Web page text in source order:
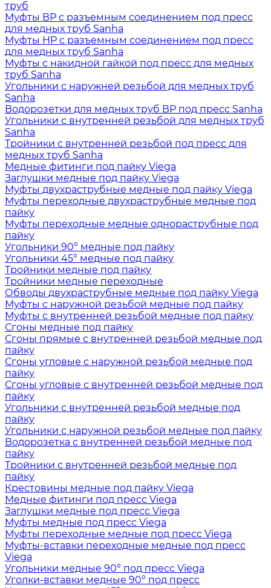
труб
Муфты ВР с разъемным соединением под пресс
для медных труб Sanha
Муфты НР с разъемным соединением под пресс
для медных труб Sanha
Муфты с накидной гайкой под пресс для медных
труб Sanha
Угольники с наружней резьбой для медных труб
Sanha
Водорозетки для медных труб ВР под пресс Sanha
Угольники с внутренней резьбой для медных труб
Sanha
Тройники с внутренней резьбой под пресс для
медных труб Sanha
Медные фитинги под пайку Viega
Заглушки медные под пайку Viega
Муфты двухраструбные медные под пайку Viega
Муфты переходные двухраструбные медные под
пайку
Муфты переходные медные однораструбные под
пайку
Угольники 90° медные под пайку
Угольники 45° медные под пайку
Тройники медные под пайку
Тройники медные переходные
Обводы двухраструбные медные под пайку Viega
Муфты с наружной резьбой медные под пайку
Муфты с внутренней резьбой медные под пайку
Сгоны медные под пайку
Сгоны прямые с внутренней резьбой медные под
пайку
Сгоны угловые с наружной резьбой медные под
пайку
Сгоны угловые с внутренней резьбой медные под
пайку
Угольники с внутренней резьбой медные под
пайку
Угольники с наружной резьбой медные под пайку
Водорозетка с внутренней резьбой медные под
пайку
Тройники с внутренней резьбой медные под
пайку
Крестовины медные под пайку Viega
Медные фитинги под пресс Viega
Заглушки медные под пресс Viega
Муфты медные под пресс Viega
Муфты переходные медные под пресс Viega
Муфты-вставки переходные медные под пресс
Viega
Угольники медные 90° под пресс Viega
Уголки-вставки медные 90° под пресс